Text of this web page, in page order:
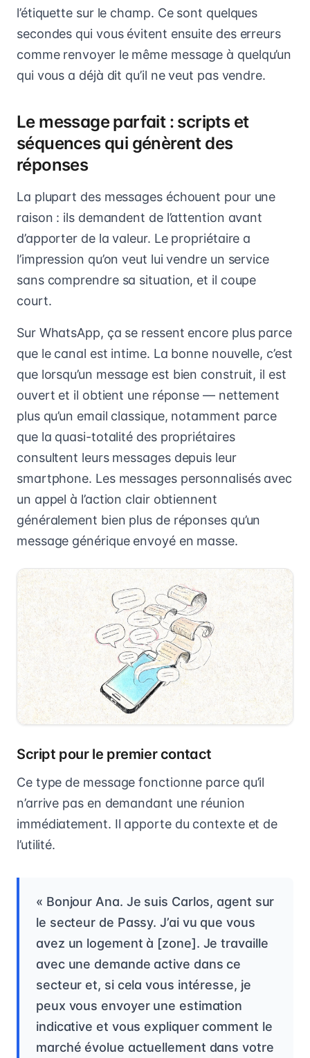
l’étiquette sur le champ. Ce sont quelques
secondes qui vous évitent ensuite des erreurs
comme renvoyer le même message à quelqu’un
qui vous a déjà dit qu’il ne veut pas vendre.
Le message parfait : scripts et
séquences qui génèrent des
réponses
La plupart des messages échouent pour une
raison : ils demandent de l’attention avant
d’apporter de la valeur. Le propriétaire a
l’impression qu’on veut lui vendre un service
sans comprendre sa situation, et il coupe
court.
Sur WhatsApp, ça se ressent encore plus parce
que le canal est intime. La bonne nouvelle, c’est
que lorsqu’un message est bien construit, il est
ouvert et il obtient une réponse — nettement
plus qu’un email classique, notamment parce
que la quasi-totalité des propriétaires
consultent leurs messages depuis leur
smartphone. Les messages personnalisés avec
un appel à l’action clair obtiennent
généralement bien plus de réponses qu’un
message générique envoyé en masse.
Script pour le premier contact
Ce type de message fonctionne parce qu’il
n’arrive pas en demandant une réunion
immédiatement. Il apporte du contexte et de
l’utilité.
« Bonjour Ana. Je suis Carlos, agent sur
le secteur de Passy. J’ai vu que vous
avez un logement à [zone]. Je travaille
avec une demande active dans ce
secteur et, si cela vous intéresse, je
peux vous envoyer une estimation
indicative et vous expliquer comment le
marché évolue actuellement dans votre